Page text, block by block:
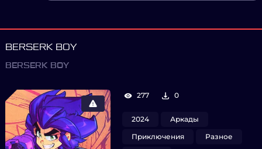
BERSERK BOY
BERSERK BOY
277 0
2024
Аркады
Приключения
Разное